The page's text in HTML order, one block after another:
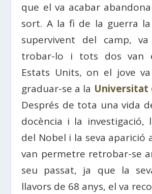
que el va acabar
sort. A la fi de la guerra la
supervivent del camp, va
trobar-lo i tots dos van
Estats Units, on el jove
graduar-se a la Universitat
Després de tota una vida
docència i la investigació,
del Nobel i la seva aparició
van permetre retrobar-se
seu passat, ja que la
llavors de 68 anys, el va